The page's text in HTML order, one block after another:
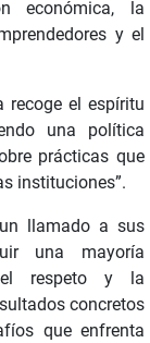
económica, la
y el
recoge el espíritu
una política
prácticas que
instituciones”.
llamado a sus
una mayoría
el respeto y la
concretos
que enfrenta